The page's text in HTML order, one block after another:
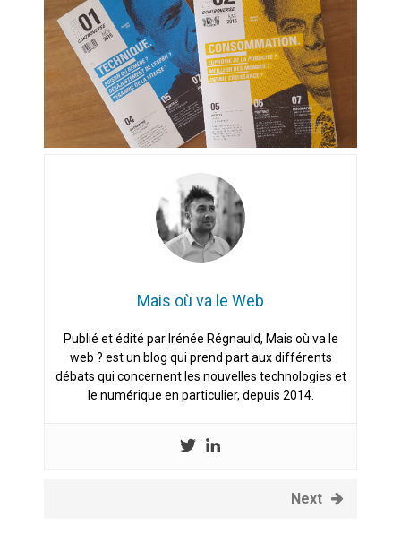
Quand Mistral veut moraliser le
pillage
Commentaire sur la polémique
des perroquets
Les syndicats, (tout) contre l’IA
En Seine-et-Marne, le projet de
Campus IA doit sortir des
champs : « On impose et copie
le gigantisme états-unien »
La vaste blague du macronisme
crypto-spatial
Mais où va le Web
Publié et édité par Irénée Régnauld, Mais où va le
web ? est un blog qui prend part aux différents
débats qui concernent les nouvelles technologies et
le numérique en particulier, depuis 2014.
Next